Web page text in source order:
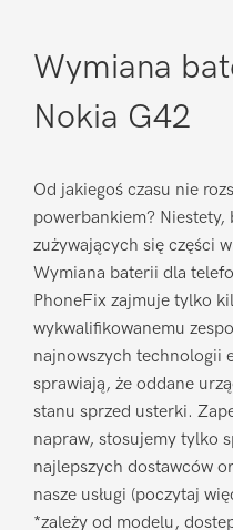
Wymiana
Nokia G42
Od jakiegoś czasu nie
powerbankiem?
zużywających się części
Wymiana baterii dla
PhoneFix zajmuje tylko
wykwalifikowanemu
najnowszych technologii
sprawiają, że oddane
stanu sprzed usterki.
napraw, stosujemy tylko
najlepszych dostawców
nasze usługi (poczytaj
*zależy od modelu,